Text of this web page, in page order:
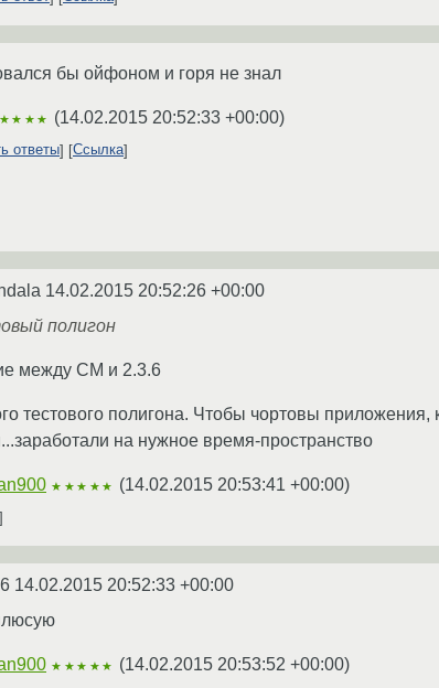
бы ойфоном и горя не знал
(14.02.2015 20:52:33 +00:00)
ответы Ссылка
14.02.2015 20:52:26 +00:00
полигон
между CM и 2.3.6
тестового полигона. Чтобы чортовы
на нужное время-пространство
★★★★★ (14.02.2015 20:53:41 +00:00)
14.02.2015 20:52:33 +00:00
★★★★★ (14.02.2015 20:53:52 +00:00)